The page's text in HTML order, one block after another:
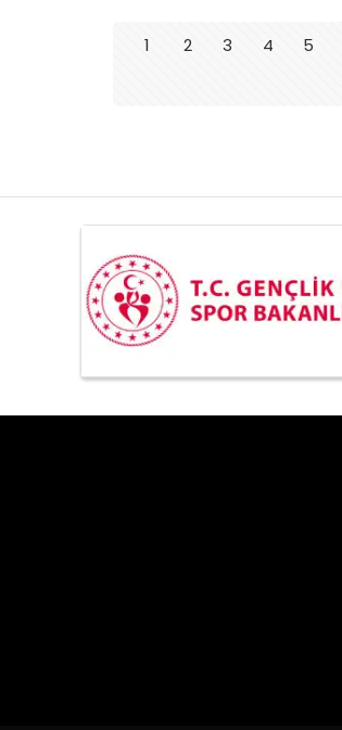
1 2 3 4 5